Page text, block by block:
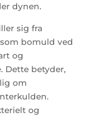
dynen.
sig fra
bomuld ved
og
Dette betyder,
om
og